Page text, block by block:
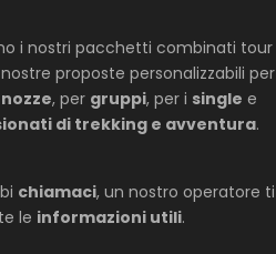
i nostri pacchetti combinati tour
proposte personalizzabili per
, per gruppi, per i single e
di trekking e avventura.
chiamaci, un nostro operatore ti
le informazioni utili.